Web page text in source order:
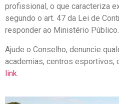
profissional, o que caracteriza
segundo o art. 47 da Lei de
responder ao Ministério Público.
Ajude o Conselho, denuncie
academias, centros
link